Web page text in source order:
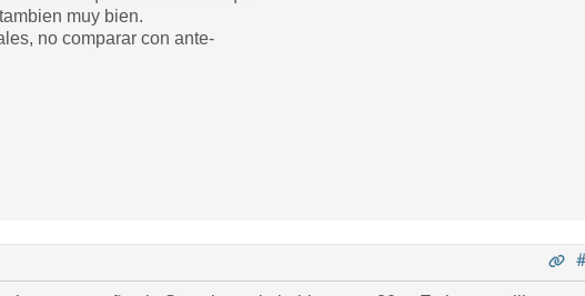
muy bien.
no comparar con ante-